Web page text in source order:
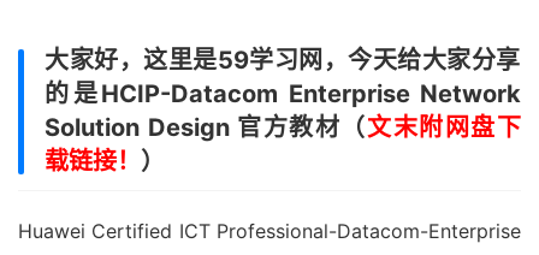
大家好，这里是59学习网，今天给大家分享
的是HCIP-Datacom Enterprise Network
Solution Design 官方教材（文末附网盘下
载链接！ ）
Huawei Certified ICT Professional-Datacom-Enterprise